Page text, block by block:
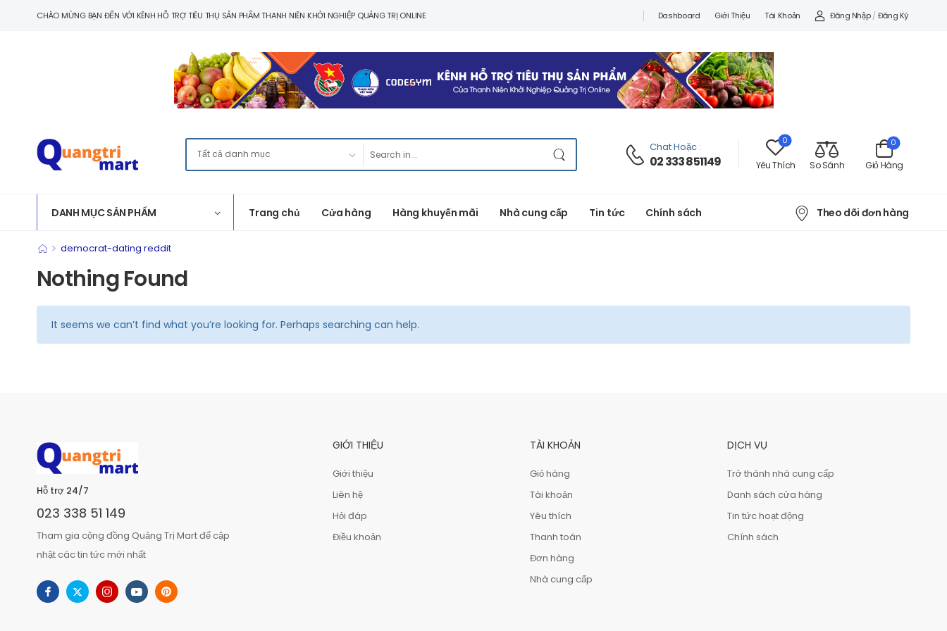
CHÀO MỪNG BẠN ĐẾN VỚI KÊNH HỖ TRỢ TIÊU THỤ SẢN PHẨM THANH NIÊN KHỞI NGHIỆP QUẢNG TRỊ ONLINE Dashboard Giới Thiệu Tài Khoản Đăng Nhập / Đăng Ký
Chat Hoặc :
02 333 851149
0
Yêu Thích So Sánh Giỏ Hàng
0
DANH MỤC SẢN PHẨM Trang chủ Cửa hàng Hàng khuyến mãi Nhà cung cấp Tin tức Chính sách Theo dõi đơn hàng
> democrat-dating reddit
Nothing Found
It seems we can’t find what you’re looking for. Perhaps searching can help.
Hỗ trợ 24/7
023 338 51 149
Tham gia cộng đồng Quảng Trị Mart để cập
nhật các tin tức mới nhất
GIỚI THIỆU
Giới thiệu
Liên hệ
Hỏi đáp
Điều khoản
TÀI KHOẢN
Giỏ hàng
Tài khoản
Yêu thích
Thanh toán
Đơn hàng
Nhà cung cấp
DỊCH VỤ
Trở thành nhà cung cấp
Danh sách cửa hàng
Tin tức hoạt động
Chính sách